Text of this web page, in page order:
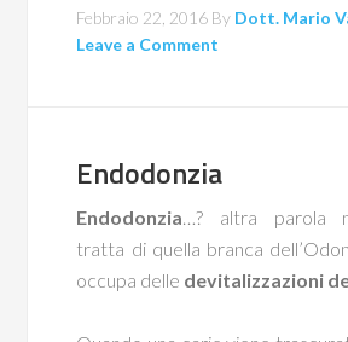
Febbraio 22, 2016 By Dott. Mario
Leave a Comment
Endodonzia
Endodonzia …? altra parola
tratta di quella branca
occupa delle devitalizzazioni